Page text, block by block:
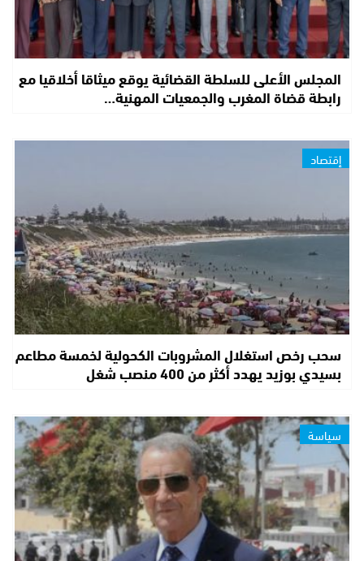
المجلس الأعلى للسلطة القضائية يوقع ميثاقا أخلاقيا مع
رابطة قضاة المغرب والجمعيات المهنية…
إقتصاد
سحب رخص استغلال المشروبات الكحولية لخمسة مطاعم
بسيدي بوزيد يهدد أكثر من 400 منصب شغل
سياسة